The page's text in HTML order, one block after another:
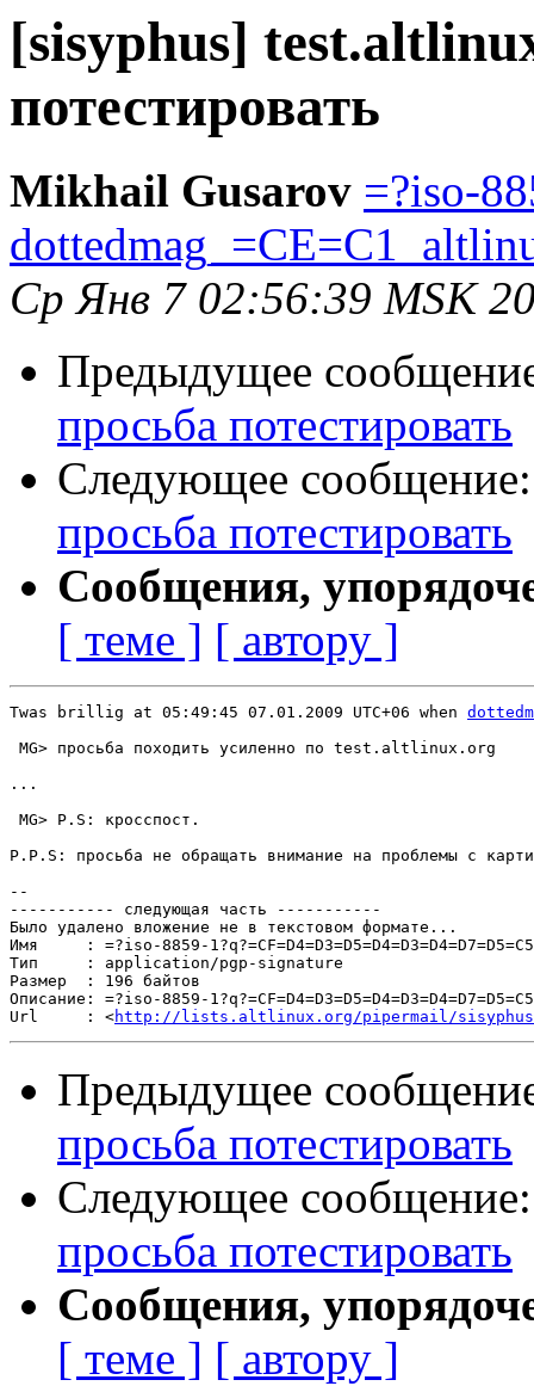
[sisyphus]
потестировать
Mikhail Gusarov =?iso-
Ср Янв 7 02:56:39 MSK
Предыдущее
просьба потестировать
Следующее
просьба потестировать
Сообщения,
[ теме ] [ автору ]
Twas brillig at 05:49:45 07.01.2009 UTC+06 when
MG> просьба походить усиленно по test.altlinux.org
...
MG> P.S: кросспост.
P.P.S: просьба не обращать внимание на проблемы с
--
----------- следующая часть -----------
Было удалено вложение не в текстовом формате...
Имя     : =?iso-8859-
Тип     : application/pgp-signature
Размер  : 196 байтов
Описание: =?iso-8859-
Url     : <http://lists.altlinux.org/pipermail/sisyphus/
Предыдущее
просьба потестировать
Следующее
просьба потестировать
Сообщения,
[ теме ] [ автору ]